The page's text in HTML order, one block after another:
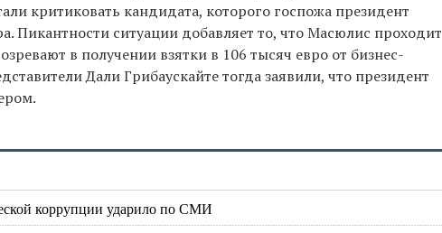
критиковать кандидата, которого госпожа президент
Пикантности ситуации добавляет то, что Масюлис проходит
в получении взятки в 106 тысяч евро от бизнес-
Дали Грибаускайте тогда заявили, что президент
коррупции ударило по СМИ